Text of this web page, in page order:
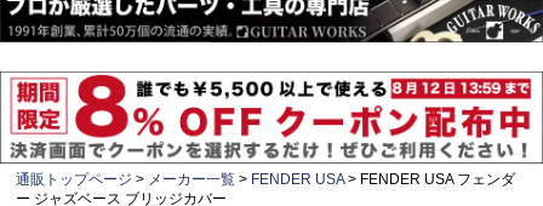
通販トップページ メーカー一覧 FENDER USA
FENDER USA フェンダ
ー ジャズベース ブリッジカバー